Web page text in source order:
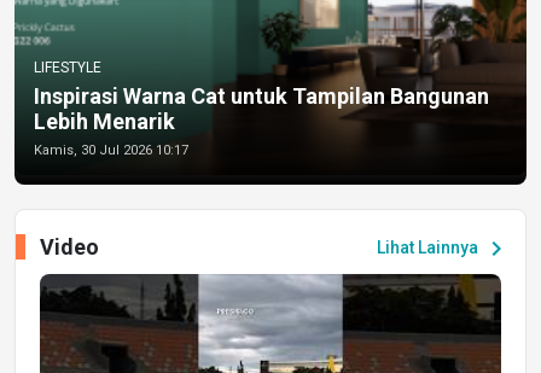
LIFESTYLE
Inspirasi Warna Cat untuk Tampilan Bangunan
Lebih Menarik
Kamis, 30 Jul 2026 10:17
Lihat Lainnya chevron_right
Video